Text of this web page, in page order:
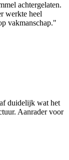
achtergelaten.
werkte heel
vakmanschap."
duidelijk wat het
Aanrader voor